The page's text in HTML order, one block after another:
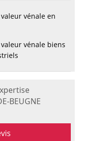
vénale en
vénale biens
BEUGNE